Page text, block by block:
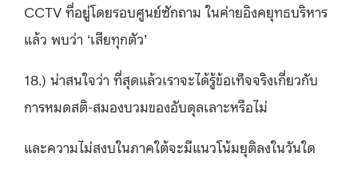
CCTV ที่อยู่โดยรอบศูนย์ซักถาม ในค่ายอิงคยุทธบริหาร
แล้ว พบว่า ‘เสียทุกตัว’
18.) น่าสนใจว่า ที่สุดแล้วเราจะได้รู้ข้อเท็จจริงเกี่ยวกับ
การหมดสติ-สมองบวมของอับดุลเลาะหรือไม่
และความไม่สงบในภาคใต้จะมีแนวโน้มยุติลงในวันใด